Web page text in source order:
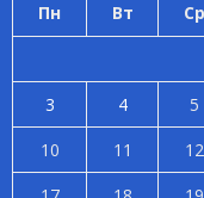
Пн Вт Ср
3
4 5
10
11 12